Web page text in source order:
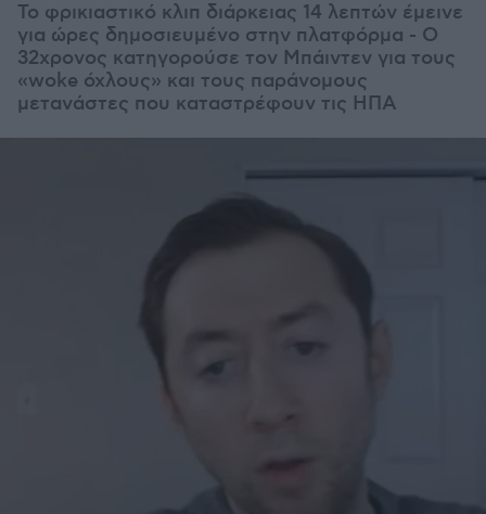
Το φρικιαστικό κλιπ διάρκειας 14 λεπτών έμεινε
για ώρες δημοσιευμένο στην πλατφόρμα - Ο
32χρονος κατηγορούσε τον Μπάιντεν για τους
«woke όχλους» και τους παράνομους
μετανάστες που καταστρέφουν τις ΗΠΑ